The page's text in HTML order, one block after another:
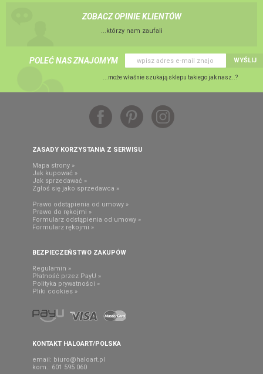
ZOBACZ OPINIE KLIENTÓW
...którzy nam zaufali
POLEĆ NAS ZNAJOMYM WYŚLIJ
...może właśnie szukają sklepu takiego jak nasz..?
ZASADY KORZYSTANIA Z SERWISU
Mapa strony »
Jak kupować »
Jak sprzedawać »
Zgłoś się jako sprzedawca »
Prawo odstąpienia od umowy »
Prawo do rękojmi »
Formularz odstąpienia od umowy »
Formularz rękojmi »
BEZPIECZEŃSTWO ZAKUPÓW
Regulamin »
Płatność przez PayU »
Polityka prywatności »
Pliki cookies »
KONTAKT HALOART/POLSKA
email: biuro@haloart.pl
kom.: 601 595 060